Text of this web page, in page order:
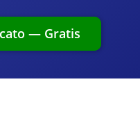
— Gratis